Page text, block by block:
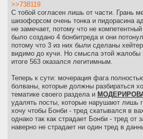
>>738119
С тобой согласен лишь от части. Грань
шизофорсом очень тонка и пидорасина
не замечает, потому что не
было создано 4 бонбитреда и они
потому что 3 из них были сделаны
видимо до кучи. Но смысла этой жалобы
итоге 563 оказался легитимным.
Теперь к сути: мочерация фага
болваны, которые должны разбираться
тематике своего раздела и
удалять посты, которые нарушают лишь
хочу чтобы Бонби - тред скатывался в
однако так как страдает Бонби - тред от
наверно не страдает ни один тред в